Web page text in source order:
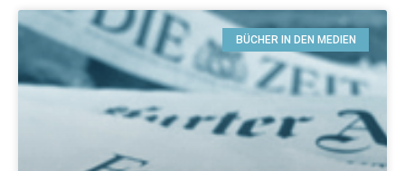
BÜCHER IN DEN MEDIEN